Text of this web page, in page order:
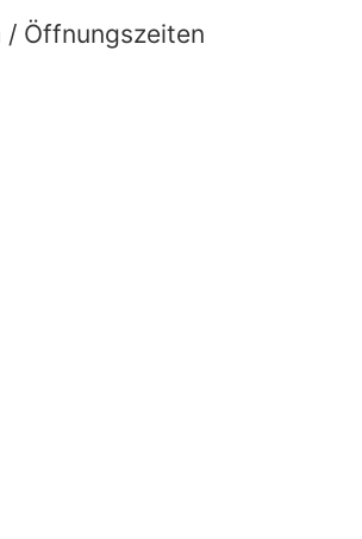
/ Öffnungszeiten